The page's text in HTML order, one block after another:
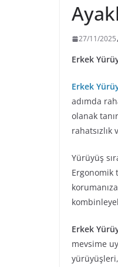
27/11/2025
Erkek
Erkek
adımda
olanak
rahatsızlık
Yürüyüş
Ergonomik
Erkek
mevsime